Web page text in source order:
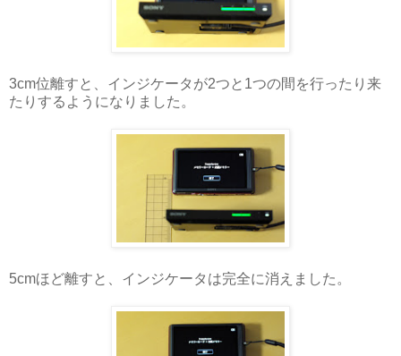
3cm位離すと、インジケータが2つと1つの間を行ったり来
たりするようになりました。
5cmほど離すと、インジケータは完全に消えました。